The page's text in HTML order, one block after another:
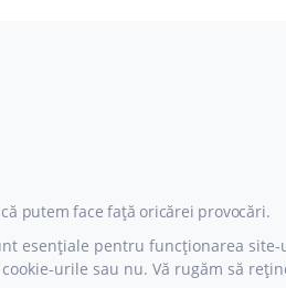
putem face față oricărei provocări.
esențiale pentru funcționarea
urile sau nu. Vă rugăm să